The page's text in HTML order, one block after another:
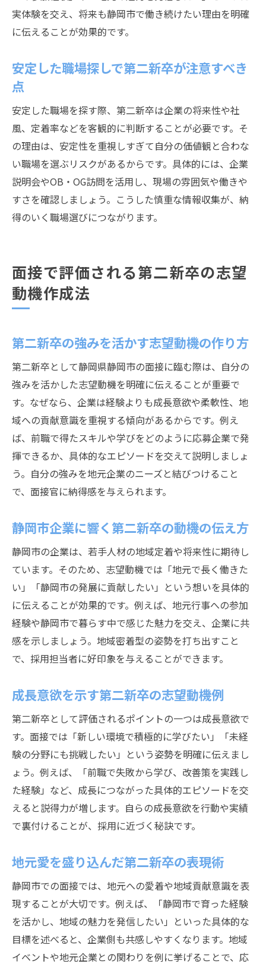
実体験を交え、将来も静岡市で働き続けたい理由を明確
に伝えることが効果的です。
安定した職場探しで第二新卒が注意すべき
点
安定した職場を探す際、第二新卒は企業の将来性や社
風、定着率などを客観的に判断することが必要です。そ
の理由は、安定性を重視しすぎて自分の価値観と合わな
い職場を選ぶリスクがあるからです。具体的には、企業
説明会やOB・OG訪問を活用し、現場の雰囲気や働きや
すさを確認しましょう。こうした慎重な情報収集が、納
得のいく職場選びにつながります。
面接で評価される第二新卒の志望
動機作成法
第二新卒の強みを活かす志望動機の作り方
第二新卒として静岡県静岡市の面接に臨む際は、自分の
強みを活かした志望動機を明確に伝えることが重要で
す。なぜなら、企業は経験よりも成長意欲や柔軟性、地
域への貢献意識を重視する傾向があるからです。例え
ば、前職で得たスキルや学びをどのように応募企業で発
揮できるか、具体的なエピソードを交えて説明しましょ
う。自分の強みを地元企業のニーズと結びつけること
で、面接官に納得感を与えられます。
静岡市企業に響く第二新卒の動機の伝え方
静岡市の企業は、若手人材の地域定着や将来性に期待し
ています。そのため、志望動機では「地元で長く働きた
い」「静岡市の発展に貢献したい」という想いを具体的
に伝えることが効果的です。例えば、地元行事への参加
経験や静岡市で暮らす中で感じた魅力を交え、企業に共
感を示しましょう。地域密着型の姿勢を打ち出すこと
で、採用担当者に好印象を与えることができます。
成長意欲を示す第二新卒の志望動機例
第二新卒として評価されるポイントの一つは成長意欲で
す。面接では「新しい環境で積極的に学びたい」「未経
験の分野にも挑戦したい」という姿勢を明確に伝えまし
ょう。例えば、「前職で失敗から学び、改善策を実践し
た経験」など、成長につながった具体的エピソードを交
えると説得力が増します。自らの成長意欲を行動や実績
で裏付けることが、採用に近づく秘訣です。
地元愛を盛り込んだ第二新卒の表現術
静岡市での面接では、地元への愛着や地域貢献意識を表
現することが大切です。例えば、「静岡市で育った経験
を活かし、地域の魅力を発信したい」といった具体的な
目標を述べると、企業側も共感しやすくなります。地域
イベントや地元企業との関わりを例に挙げることで、応